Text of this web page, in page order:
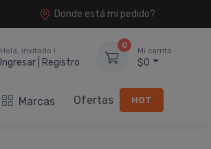
Donde está mi pedido?
Hola, invitado !
Ingresar | Registro
0
Mi carrito
$0
Marcas Ofertas HOT